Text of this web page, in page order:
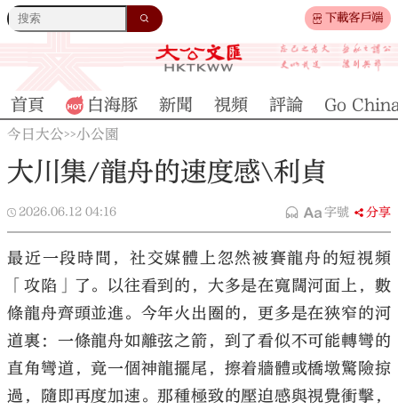
下載客戶端
首頁 白海豚 新聞 視頻 評論 Go
今日大公>>小公園
大川集/龍舟的速度感\利貞
2026.06.12 04:16 字號 分享
最近一段時間，社交媒體上忽然被賽龍舟的短視頻
「攻陷」了。以往看到的，大多是在寬闊河面上，數
條龍舟齊頭並進。今年火出圈的，更多是在狹窄的河
道裏：一條龍舟如離弦之箭，到了看似不可能轉彎的
直角彎道，竟一個神龍擺尾，擦着牆體或橋墩驚險掠
過，隨即再度加速。那種極致的壓迫感與視覺衝擊，